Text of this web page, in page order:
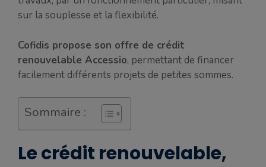
sur la souplesse et la flexibilité.
Cofidis propose son offre de crédit
renouvelable Accessio, permettant de financer
facilement différents projets de petites sommes.
Sommaire :
Le crédit renouvelable,